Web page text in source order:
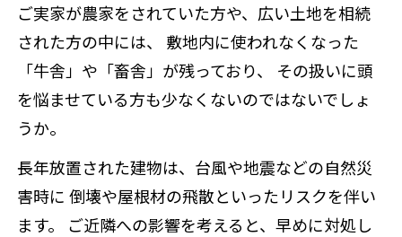
ご実家が農家をされていた方や、広い土地を相続
された方の中には、 敷地内に使われなくなった
「牛舎」や「畜舎」が残っており、 その扱いに頭
を悩ませている方も少なくないのではないでしょ
うか。
長年放置された建物は、台風や地震などの自然災
害時に 倒壊や屋根材の飛散といったリスクを伴い
ます。 ご近隣への影響を考えると、早めに対処し